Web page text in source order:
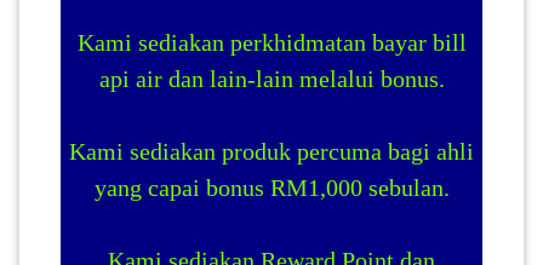
Kami sediakan perkhidmatan bayar bill
api air dan lain-lain melalui bonus.
Kami sediakan produk percuma bagi ahli
yang capai bonus RM1,000 sebulan.